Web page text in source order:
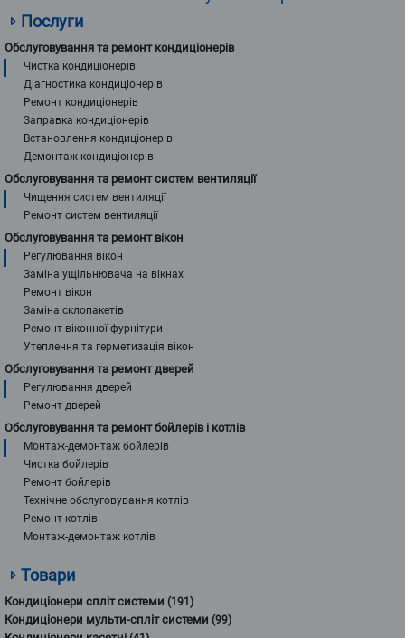
Послуги
Обслуговування та ремонт кондиціонерів
Чистка кондиціонерів
Діагностика кондиціонерів
Ремонт кондиціонерів
Заправка кондиціонерів
Встановлення кондиціонерів
Демонтаж кондиціонерів
Обслуговування та ремонт систем вентиляції
Чищення систем вентиляції
Ремонт систем вентиляції
Обслуговування та ремонт вікон
Регулювання вікон
Заміна ущільнювача на вікнах
Ремонт вікон
Заміна склопакетів
Ремонт віконної фурнітури
Утеплення та герметизація вікон
Обслуговування та ремонт дверей
Регулювання дверей
Ремонт дверей
Обслуговування та ремонт бойлерів і котлів
Монтаж-демонтаж бойлерів
Чистка бойлерів
Ремонт бойлерів
Технічне обслуговування котлів
Ремонт котлів
Монтаж-демонтаж котлів
Товари
Кондиціонери спліт системи (191)
Кондиціонери мульти-спліт системи (99)